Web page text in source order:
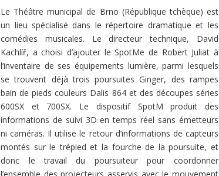
Le Théâtre municipal de Brno (République tchèque) est
un lieu spécialisé dans le répertoire dramatique et les
comédies musicales. Le directeur technique, David
Kachlíř, a choisi d’ajouter le SpotMe de Robert Juliat à
l’inventaire de ses équipements lumière, parmi lesquels
se trouvent déjà troispoursuites Ginger, des rampes
bain de piedscouleurs Dalis 864 et des découpes séries
600SX et 700SX. Le dispositif SpotM produit des
informations de suivi 3D en tempsréel sans émetteurs
ni caméras. Il utilise le retour d’informations de capteurs
montés surle trépied et la fourchede la poursuite, et
donc le travail du poursuiteur pour coordonner
l’ensemble des projecteurs asservis avec le mouvement